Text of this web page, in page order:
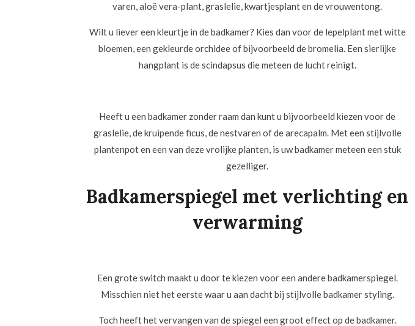
varen, aloë vera-plant, graslelie, kwartjesplant en de vrouwentong.
Wilt u liever een kleurtje in de badkamer? Kies dan voor de lepelplant met witte
bloemen, een gekleurde orchidee of bijvoorbeeld de bromelia. Een sierlijke
hangplant is de scindapsus die meteen de lucht reinigt.
Heeft u een badkamer zonder raam dan kunt u bijvoorbeeld kiezen voor de
graslelie, de kruipende ficus, de nestvaren of de arecapalm. Met een stijlvolle
plantenpot en een van deze vrolijke planten, is uw badkamer meteen een stuk
gezelliger.
Badkamerspiegel met verlichting en
verwarming
Een grote switch maakt u door te kiezen voor een andere badkamerspiegel.
Misschien niet het eerste waar u aan dacht bij stijlvolle badkamer styling.
Toch heeft het vervangen van de spiegel een groot effect op de badkamer.